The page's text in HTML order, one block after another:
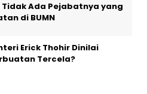
Tidak Ada Pejabatnya yang
di BUMN
Erick Thohir Dinilai
Tercela?